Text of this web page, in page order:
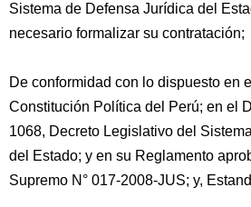
Sistema de Defensa Jurídica del
necesario formalizar su contratación;
De conformidad con lo dispuesto en
Constitución Política del Perú; en el
1068, Decreto Legislativo del
del Estado; y en su Reglamento
Supremo N° 017-2008-JUS; y,